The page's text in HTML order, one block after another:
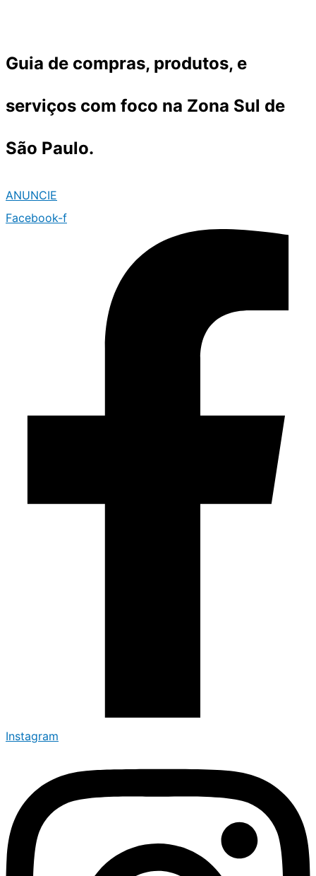
o
Guia de compras, produtos, e
serviços com foco na Zona Sul de
São Paulo.
ANUNCIE
Facebook-f
Instagram